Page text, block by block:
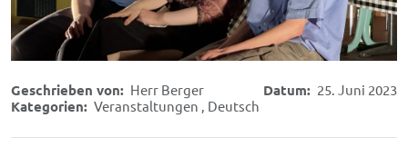
Geschrieben von: Herr Berger Datum: 25. Juni 2023
Kategorien: Veranstaltungen , Deutsch